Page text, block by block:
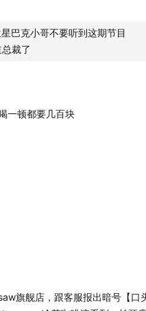
巴克小哥不要听到这期节目
裁了
一顿都要几百块
旗舰店，跟客服报出暗号【口